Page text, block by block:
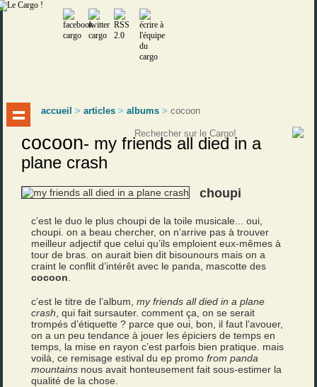
accueil >articles >albums >cocoon
cocoon- my friends all died in a
plane crash
choupi
c’est le duo le plus choupi de la toile musicale... oui,
choupi. on a beau chercher, on n’arrive pas à trouver
meilleur adjectif que celui qu’ils emploient eux-mêmes à
tour de bras. on aurait bien dit bisounours mais on a
craint le conflit d’intérêt avec le panda, mascotte des
cocoon
c’est le titre de l’album,my friends all died in a plane
crash , qui fait sursauter. comment ça, on se serait
trompés d’étiquette ? parce que oui, bon, il faut l’avouer,
on a un peu tendance à jouer les épiciers de temps en
temps, la mise en rayon c’est parfois bien pratique. mais
voilà, ce remisage estival du ep promofrom panda
mountains nous avait honteusement fait sous-estimer la
qualité de la chose.